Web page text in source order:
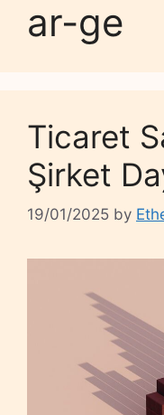
ar-ge
Ticaret
Şirket
19/01/2025 by